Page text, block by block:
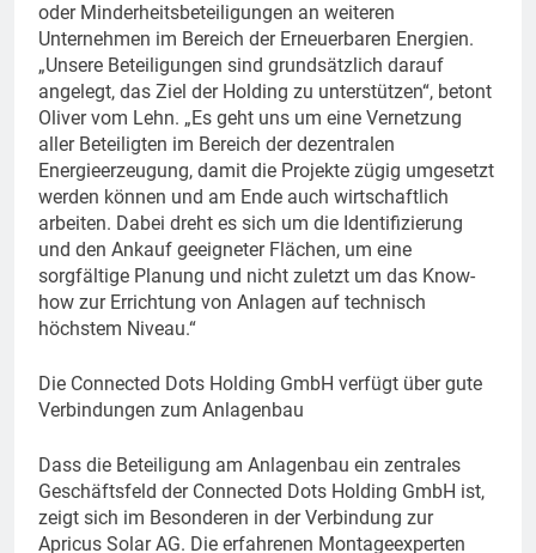
oder Minderheitsbeteiligungen an weiteren
Unternehmen im Bereich der Erneuerbaren Energien.
„Unsere Beteiligungen sind grundsätzlich darauf
angelegt, das Ziel der Holding zu unterstützen“, betont
Oliver vom Lehn. „Es geht uns um eine Vernetzung
aller Beteiligten im Bereich der dezentralen
Energieerzeugung, damit die Projekte zügig umgesetzt
werden können und am Ende auch wirtschaftlich
arbeiten. Dabei dreht es sich um die Identifizierung
und den Ankauf geeigneter Flächen, um eine
sorgfältige Planung und nicht zuletzt um das Know-
how zur Errichtung von Anlagen auf technisch
höchstem Niveau.“
Die Connected Dots Holding GmbH verfügt über gute
Verbindungen zum Anlagenbau
Dass die Beteiligung am Anlagenbau ein zentrales
Geschäftsfeld der Connected Dots Holding GmbH ist,
zeigt sich im Besonderen in der Verbindung zur
Apricus Solar AG. Die erfahrenen Montageexperten